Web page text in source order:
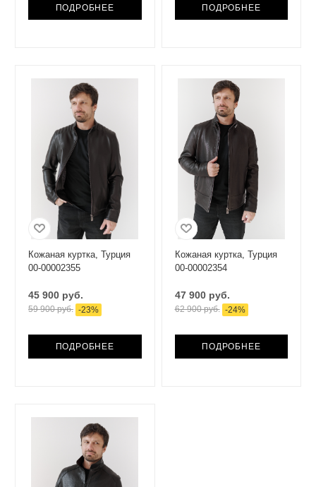
ПОДРОБНЕЕ ПОДРОБНЕЕ
Кожаная куртка, Турция
00-00002355
45 900 руб.
59 900 руб. -23%
ПОДРОБНЕЕ
Кожаная куртка, Турция
00-00002354
47 900 руб.
62 900 руб. -24%
ПОДРОБНЕЕ